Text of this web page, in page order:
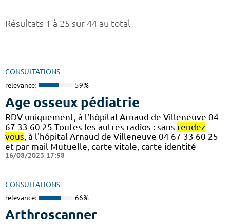
Résultats 1 à 25 sur 44 au total
CONSULTATIONS
relevance: 59%
Age osseux pédiatrie
RDV uniquement, à l'hôpital Arnaud de Villeneuve 04
67 33 60 25 Toutes les autres radios : sans rendez-
vous , à l'hôpital Arnaud de Villeneuve 04 67 33 60 25
et par mail Mutuelle, carte vitale, carte identité
16/08/2023 17:58
CONSULTATIONS
relevance: 66%
Arthroscanner